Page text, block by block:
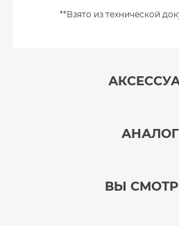
**Взято из технической
ВЫ